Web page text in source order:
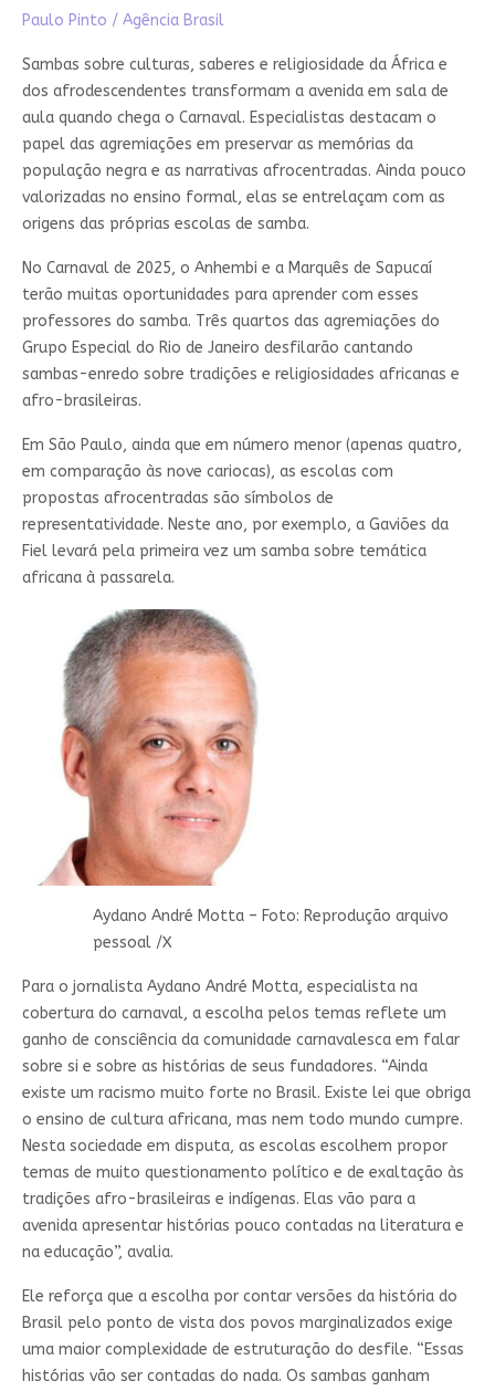
Paulo Pinto / Agência Brasil
Sambas sobre culturas, saberes e religiosidade da África e
dos afrodescendentes transformam a avenida em sala de
aula quando chega o Carnaval. Especialistas destacam o
papel das agremiações em preservar as memórias da
população negra e as narrativas afrocentradas. Ainda pouco
valorizadas no ensino formal, elas se entrelaçam com as
origens das próprias escolas de samba.
No Carnaval de 2025, o Anhembi e a Marquês de Sapucaí
terão muitas oportunidades para aprender com esses
professores do samba. Três quartos das agremiações do
Grupo Especial do Rio de Janeiro desfilarão cantando
sambas-enredo sobre tradições e religiosidades africanas e
afro-brasileiras.
Em São Paulo, ainda que em número menor (apenas quatro,
em comparação às nove cariocas), as escolas com
propostas afrocentradas são símbolos de
representatividade. Neste ano, por exemplo, a Gaviões da
Fiel levará pela primeira vez um samba sobre temática
africana à passarela.
Aydano André Motta – Foto: Reprodução arquivo
pessoal /X
Para o jornalista Aydano André Motta, especialista na
cobertura do carnaval, a escolha pelos temas reflete um
ganho de consciência da comunidade carnavalesca em falar
sobre si e sobre as histórias de seus fundadores. “Ainda
existe um racismo muito forte no Brasil. Existe lei que obriga
o ensino de cultura africana, mas nem todo mundo cumpre.
Nesta sociedade em disputa, as escolas escolhem propor
temas de muito questionamento político e de exaltação às
tradições afro-brasileiras e indígenas. Elas vão para a
avenida apresentar histórias pouco contadas na literatura e
na educação”, avalia.
Ele reforça que a escolha por contar versões da história do
Brasil pelo ponto de vista dos povos marginalizados exige
uma maior complexidade de estruturação do desfile. “Essas
histórias vão ser contadas do nada. Os sambas ganham